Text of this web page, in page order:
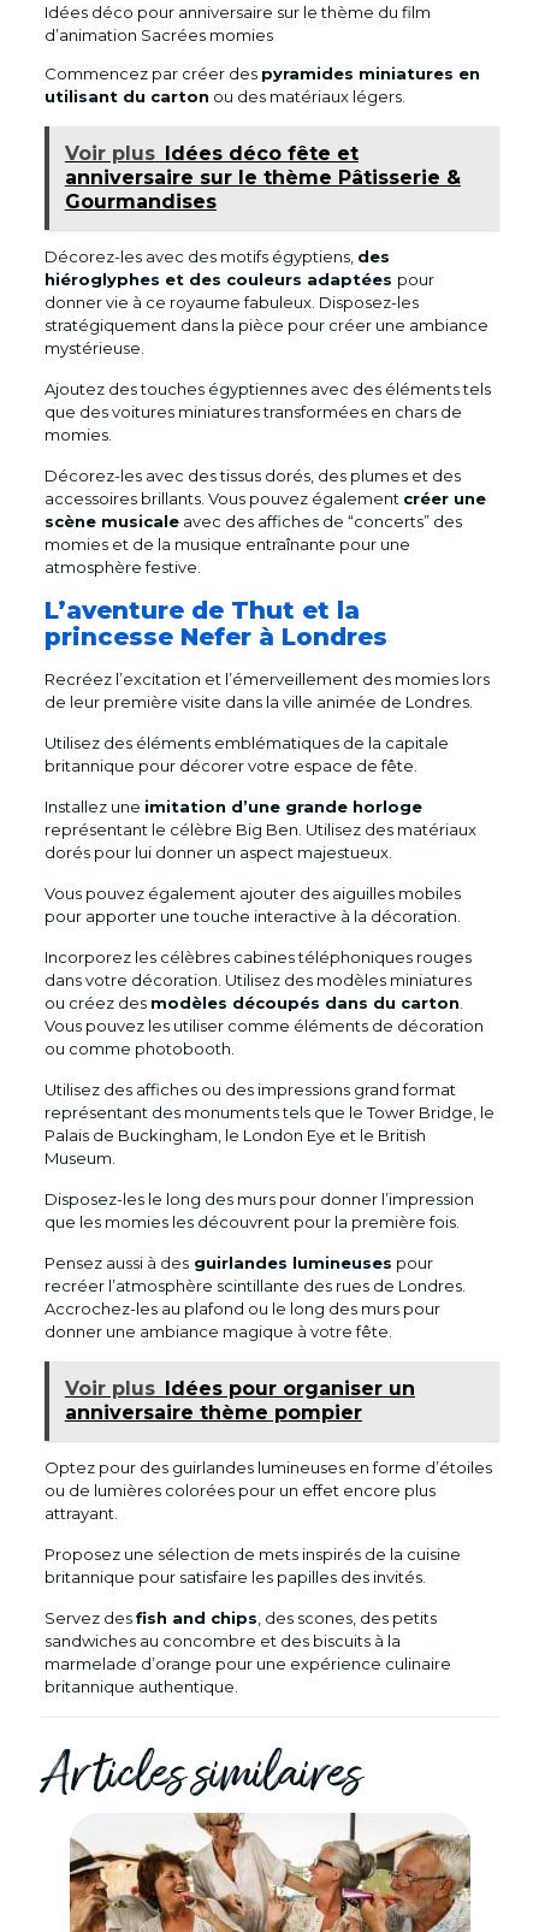
Idées déco pour anniversaire sur le thème du film
d’animation Sacrées momies
Commencez par créer des pyramides miniatures en
utilisant du carton ou des matériaux légers.
Voir plus Idées déco fête et
anniversaire sur le thème Pâtisserie &
Gourmandises
Décorez-les avec des motifs égyptiens, des
hiéroglyphes et des couleurs adaptées pour
donner vie à ce royaume fabuleux. Disposez-les
stratégiquement dans la pièce pour créer une ambiance
mystérieuse.
Ajoutez des touches égyptiennes avec des éléments tels
que des voitures miniatures transformées en chars de
momies.
Décorez-les avec des tissus dorés, des plumes et des
accessoires brillants. Vous pouvez également créer une
scène musicaleavec des affiches de “concerts” des
momies et de la musique entraînante pour une
atmosphère festive.
L’aventure de Thut et la
princesse Nefer à Londres
Recréez l’excitation et l’émerveillement des momies lors
de leur première visite dans la ville animée de Londres.
Utilisez des éléments emblématiques de la capitale
britannique pour décorer votre espace de fête.
Installez une imitation d’une grande horloge
représentant le célèbre Big Ben. Utilisez des matériaux
dorés pour lui donner un aspect majestueux.
Vous pouvez également ajouter des aiguilles mobiles
pour apporter une touche interactive à la décoration.
Incorporez les célèbres cabines téléphoniques rouges
dans votre décoration. Utilisez des modèles miniatures
ou créez des modèles découpés dans du carton
Vous pouvez les utiliser comme éléments de décoration
ou comme photobooth.
Utilisez des affiches ou des impressions grand format
représentant des monuments tels que le Tower Bridge, le
Palais de Buckingham, le London Eye et le British
Museum.
Disposez-les le long des murs pour donner l’impression
que les momies les découvrent pour la première fois.
Pensez aussi à desguirlandes lumineuses pour
recréer l’atmosphère scintillante des rues de Londres.
Accrochez-les au plafond ou le long des murs pour
donner une ambiance magique à votre fête.
Voir plus Idées pour organiser un
anniversaire thème pompier
Optez pour des guirlandes lumineuses en forme d’étoiles
ou de lumières colorées pour un effet encore plus
attrayant.
Proposez une sélection de mets inspirés de la cuisine
britannique pour satisfaire les papilles des invités.
Servez desfish and chips , des scones, des petits
sandwiches au concombre et des biscuits à la
marmelade d’orange pour une expérience culinaire
britannique authentique.
Articles similaires